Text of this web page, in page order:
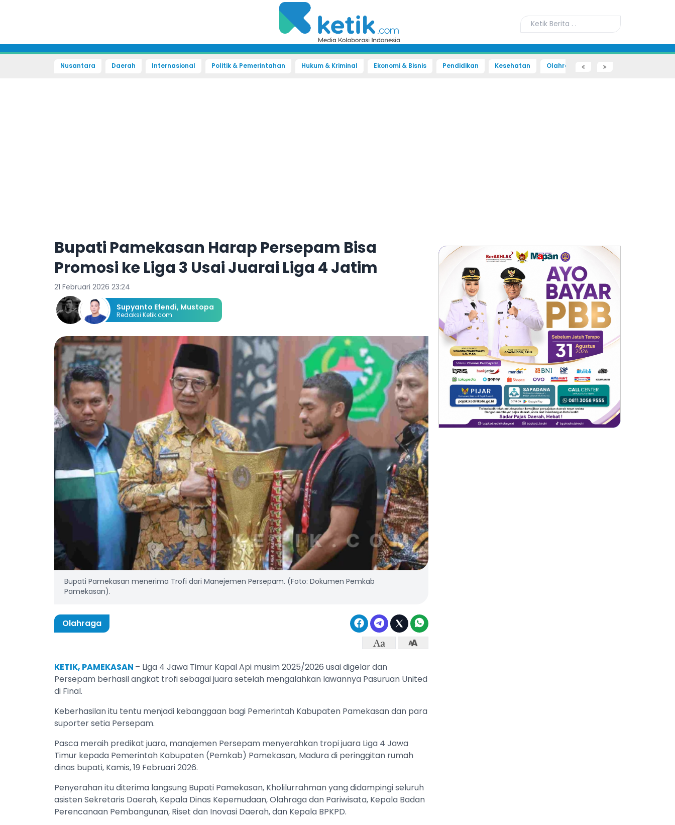
Nusantara Daerah Internasional Politik & Pemerintahan Hukum & Kriminal Ekonomi & Bisnis Pendidikan Kesehatan Olahraga Sains dan Teknologi
Bupati Pamekasan Harap Persepam Bisa
Promosi ke Liga 3 Usai Juarai Liga 4 Jatim
21 Februari 2026 23:24
Supyanto Efendi, Mustopa
Redaksi Ketik.com
Bupati Pamekasan menerima Trofi dari Manejemen Persepam. (Foto: Dokumen Pemkab
Pamekasan).
Olahraga
KETIK, PAMEKASAN – Liga 4 Jawa Timur Kapal Api musim 2025/2026 usai digelar dan
Persepam berhasil angkat trofi sebagai juara setelah mengalahkan lawannya Pasuruan United
di Final.
Keberhasilan itu tentu menjadi kebanggaan bagi Pemerintah Kabupaten Pamekasan dan para
suporter setia Persepam.
Pasca meraih predikat juara, manajemen Persepam menyerahkan tropi juara Liga 4 Jawa
Timur kepada Pemerintah Kabupaten (Pemkab) Pamekasan, Madura di peringgitan rumah
dinas bupati, Kamis, 19 Februari 2026.
Penyerahan itu diterima langsung Bupati Pamekasan, Kholilurrahman yang didampingi seluruh
asisten Sekretaris Daerah, Kepala Dinas Kepemudaan, Olahraga dan Pariwisata, Kepala Badan
Perencanaan Pembangunan, Riset dan Inovasi Daerah, dan Kepala BPKPD.